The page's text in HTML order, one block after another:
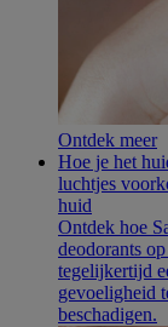
Ontdek meer
Hoe je het
luchtjes
huid
Ontdek hoe
deodorants
tegelijkertijd
gevoeligheid
beschadigen.